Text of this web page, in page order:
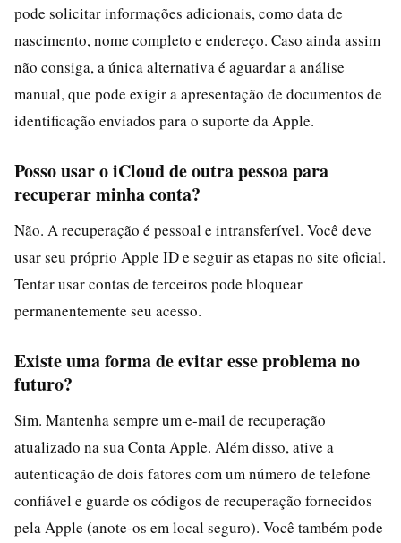
pode solicitar informações adicionais, como data de
nascimento, nome completo e endereço. Caso ainda assim
não consiga, a única alternativa é aguardar a análise
manual, que pode exigir a apresentação de documentos de
identificação enviados para o suporte da Apple.
Posso usar o iCloud de outra pessoa para
recuperar minha conta?
Não. A recuperação é pessoal e intransferível. Você deve
usar seu próprio Apple ID e seguir as etapas no site oficial.
Tentar usar contas de terceiros pode bloquear
permanentemente seu acesso.
Existe uma forma de evitar esse problema no
futuro?
Sim. Mantenha sempre um e-mail de recuperação
atualizado na sua Conta Apple. Além disso, ative a
autenticação de dois fatores com um número de telefone
confiável e guarde os códigos de recuperação fornecidos
pela Apple (anote‑os em local seguro). Você também pode